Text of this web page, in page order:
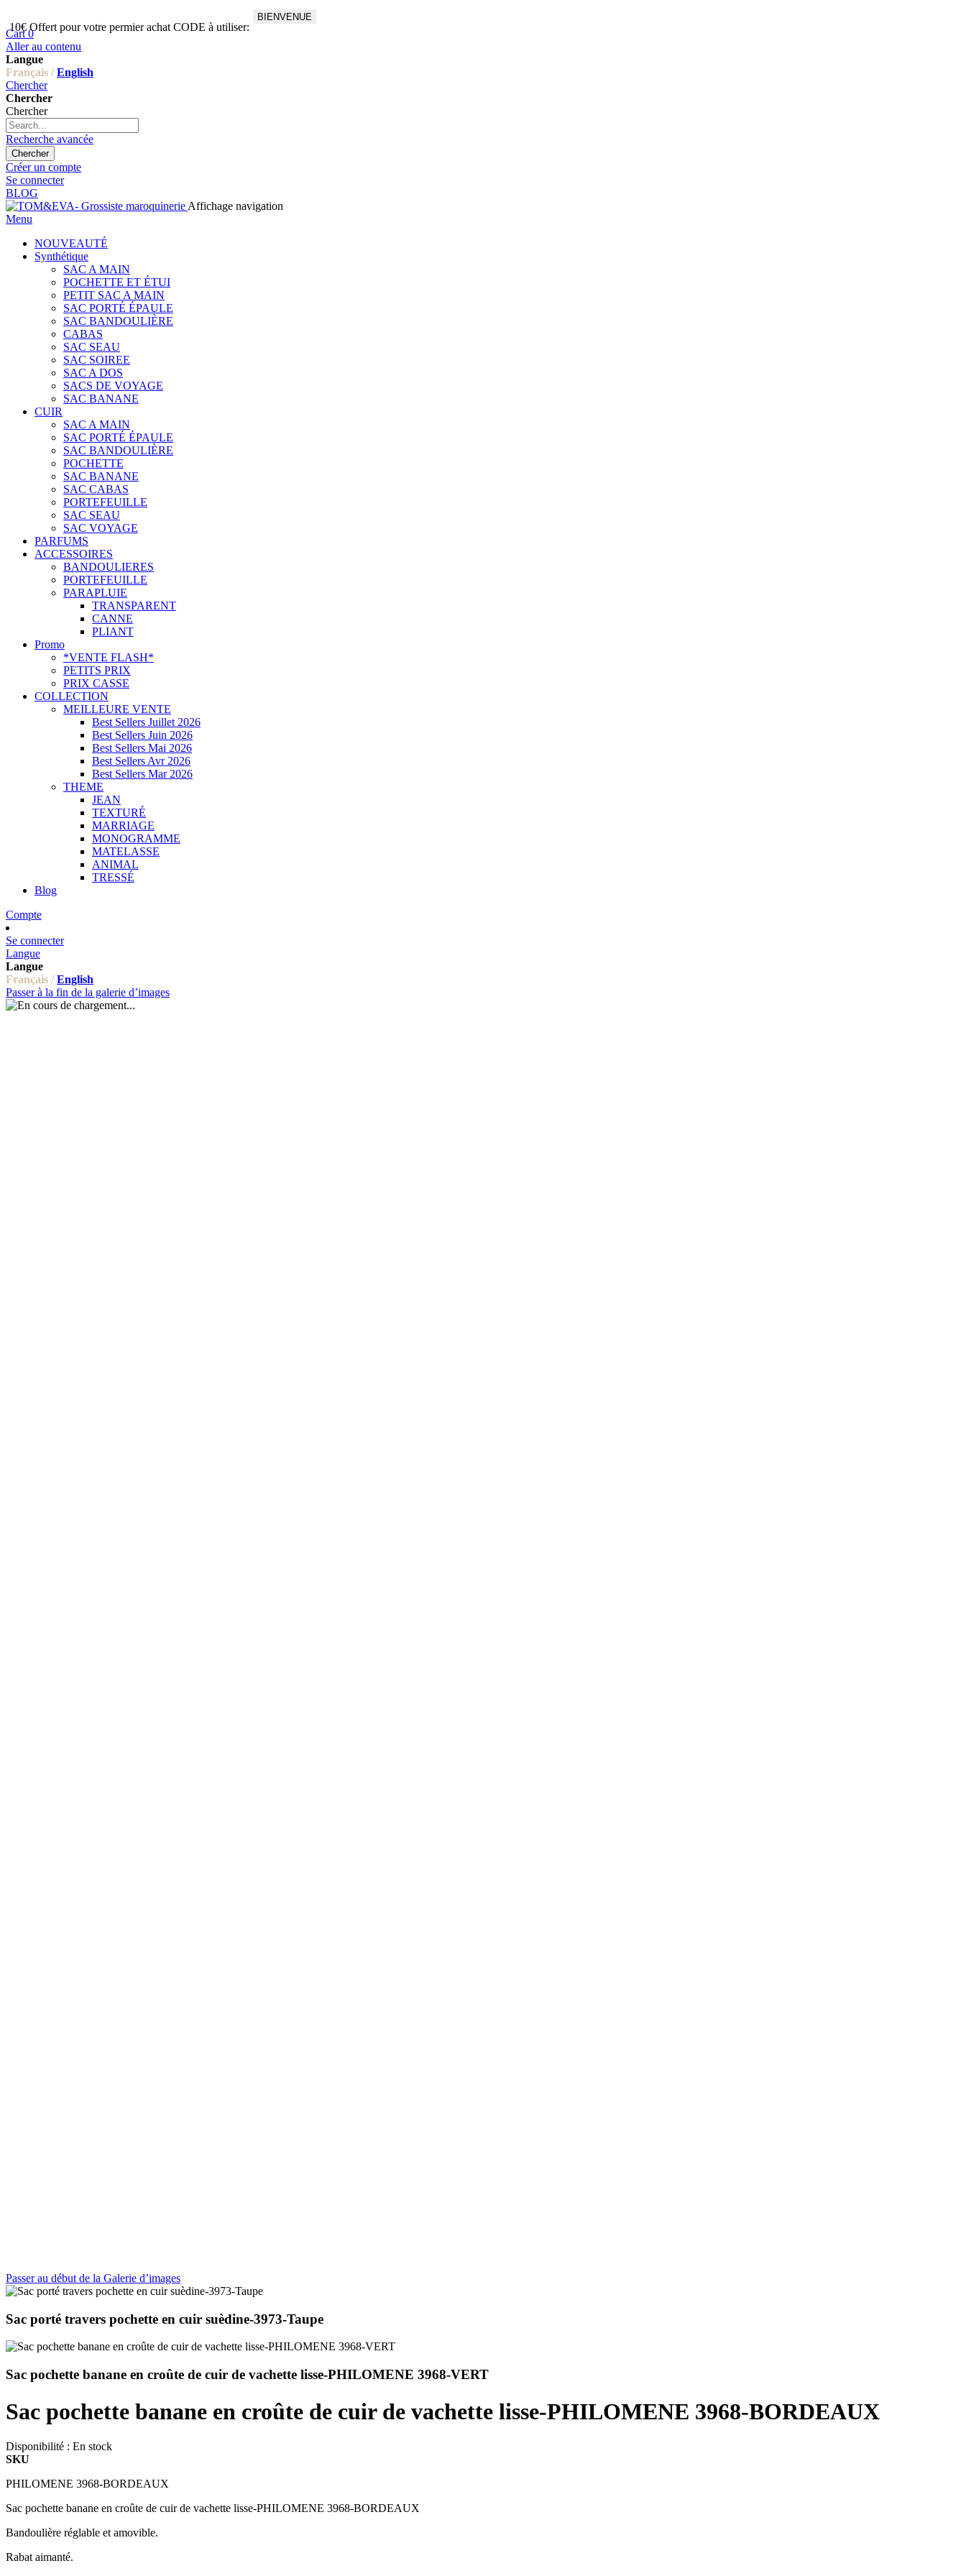
10€ Offert pour votre permier achat CODE à utiliser:
BIENVENUE
Cart 0
Aller au contenu
Langue
Français / English
Chercher
Chercher
Chercher
Recherche avancée
Chercher
Créer un compte
Se connecter
BLOG
Affichage navigation
Menu
NOUVEAUTÉ
Synthétique
SAC A MAIN
POCHETTE ET ÉTUI
PETIT SAC A MAIN
SAC PORTÉ ÉPAULE
SAC BANDOULIÈRE
CABAS
SAC SEAU
SAC SOIREE
SAC A DOS
SACS DE VOYAGE
SAC BANANE
CUIR
SAC A MAIN
SAC PORTÉ ÉPAULE
SAC BANDOULIÈRE
POCHETTE
SAC BANANE
SAC CABAS
PORTEFEUILLE
SAC SEAU
SAC VOYAGE
PARFUMS
ACCESSOIRES
BANDOULIERES
PORTEFEUILLE
PARAPLUIE
TRANSPARENT
CANNE
PLIANT
Promo
*VENTE FLASH*
PETITS PRIX
PRIX CASSE
COLLECTION
MEILLEURE VENTE
Best Sellers Juillet 2026
Best Sellers Juin 2026
Best Sellers Mai 2026
Best Sellers Avr 2026
Best Sellers Mar 2026
THEME
JEAN
TEXTURÉ
MARRIAGE
MONOGRAMME
MATELASSE
ANIMAL
TRESSÉ
Blog
Compte
Se connecter
Langue
Langue
Français / English
Passer à la fin de la galerie d’images
Passer au début de la Galerie d’images
Sac porté travers pochette en cuir suèdine-3973-Taupe
Sac pochette banane en croûte de cuir de vachette lisse-PHILOMENE 3968-VERT
Sac pochette banane en croûte de cuir de vachette lisse-PHILOMENE 3968-BORDEAUX
Disponibilité : En stock
SKU
PHILOMENE 3968-BORDEAUX
Sac pochette banane en croûte de cuir de vachette lisse-PHILOMENE 3968-BORDEAUX
Bandoulière réglable et amovible.
Rabat aimanté.